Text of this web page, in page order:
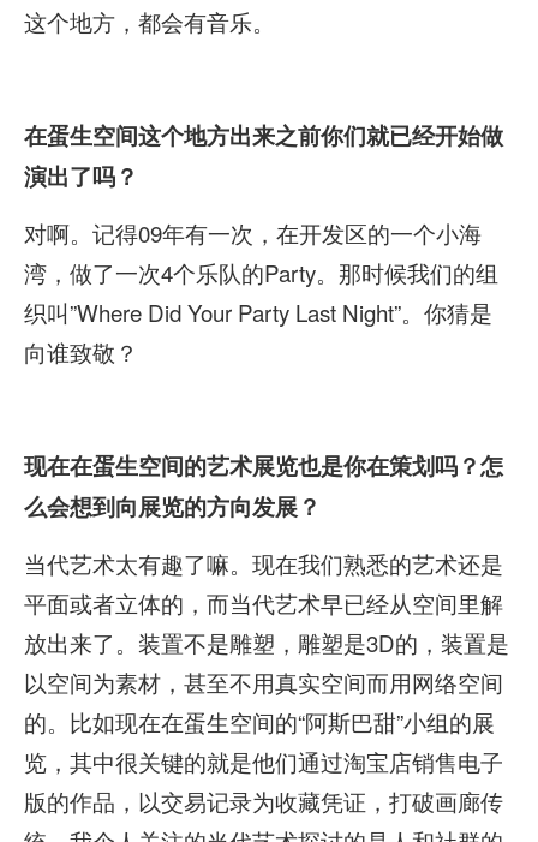
这个地方，都会有音乐。
在蛋生空间这个地方出来之前你们就已经开始做
演出了吗？
对啊。记得09年有一次，在开发区的一个小海
湾，做了一次4个乐队的Party。那时候我们的组
织叫”Where Did Your Party Last Night”。你猜是
向谁致敬？
现在在蛋生空间的艺术展览也是你在策划吗？怎
么会想到向展览的方向发展？
当代艺术太有趣了嘛。现在我们熟悉的艺术还是
平面或者立体的，而当代艺术早已经从空间里解
放出来了。装置不是雕塑，雕塑是3D的，装置是
以空间为素材，甚至不用真实空间而用网络空间
的。比如现在在蛋生空间的“阿斯巴甜”小组的展
览，其中很关键的就是他们通过淘宝店销售电子
版的作品，以交易记录为收藏凭证，打破画廊传